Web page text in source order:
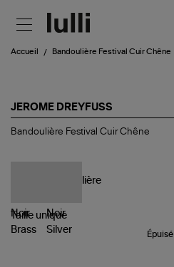
Accueil Bandoulière Festival Cuir Chêne
JEROME DREYFUSS
Bandoulière
Bandoulière Festival Cuir Chêne
Taille unique
Épuisé